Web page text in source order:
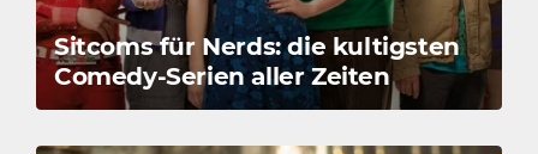
Sitcoms für Nerds: die kultigsten
Comedy-Serien aller Zeiten